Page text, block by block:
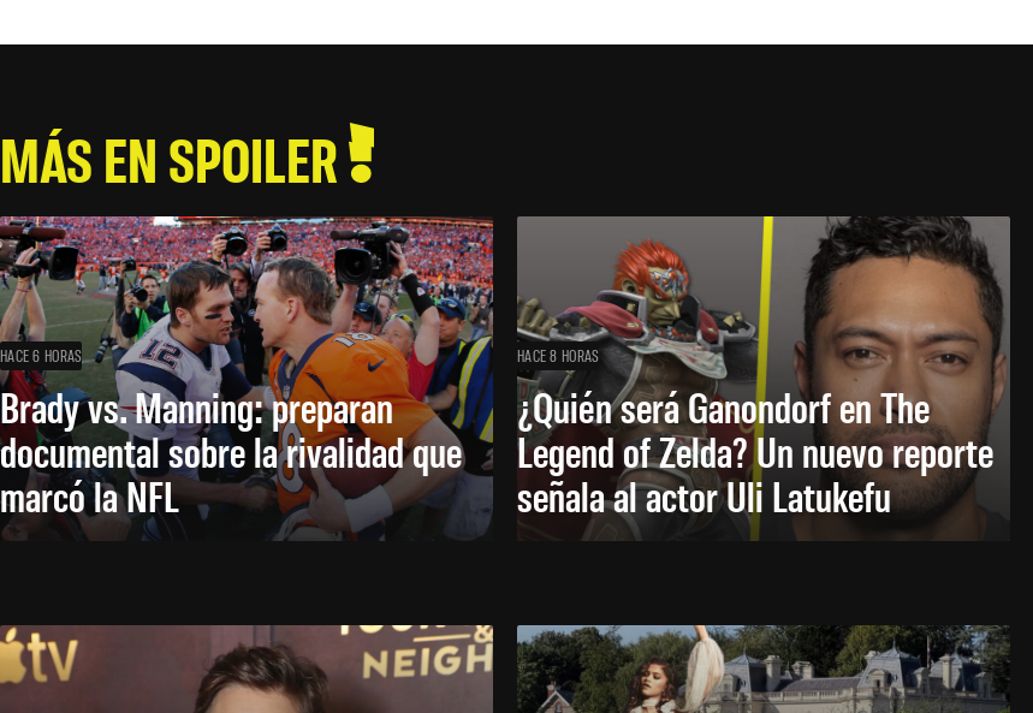
MÁS EN SPOILER
HACE 6 HORAS
Brady vs. Manning: preparan
documental sobre la rivalidad que
marcó la NFL
HACE 8 HORAS
¿Quién será Ganondorf en The
Legend of Zelda? Un nuevo reporte
señala al actor Uli Latukefu